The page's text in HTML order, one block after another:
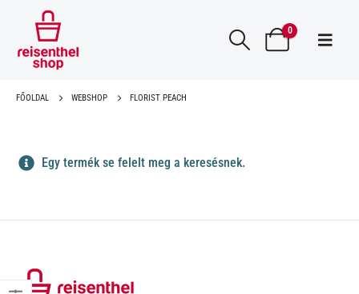
0
FŐOLDAL WEBSHOP FLORIST PEACH
Egy termék se felelt meg a keresésnek.